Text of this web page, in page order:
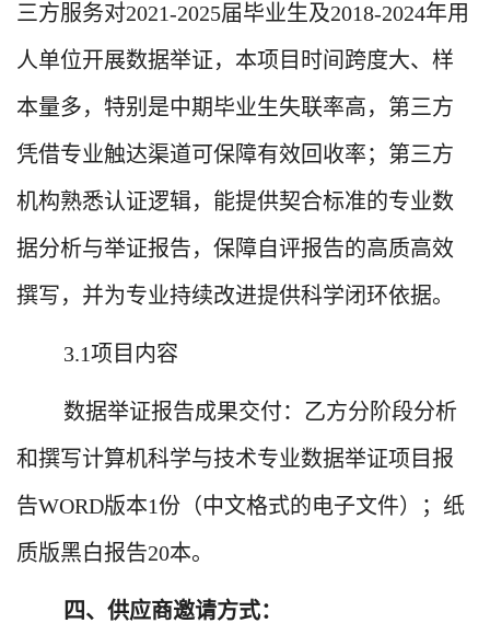
三方服务对2021-2025届毕业生及2018-2024年用
人单位开展数据举证，本项目时间跨度大、样
本量多，特别是中期毕业生失联率高，第三方
凭借专业触达渠道可保障有效回收率；第三方
机构熟悉认证逻辑，能提供契合标准的专业数
据分析与举证报告，保障自评报告的高质高效
撰写，并为专业持续改进提供科学闭环依据。
3.1项目内容
数据举证报告成果交付：乙方分阶段分析
和撰写计算机科学与技术专业数据举证项目报
告WORD版本1份（中文格式的电子文件）；纸
质版黑白报告20本。
四、供应商邀请方式：